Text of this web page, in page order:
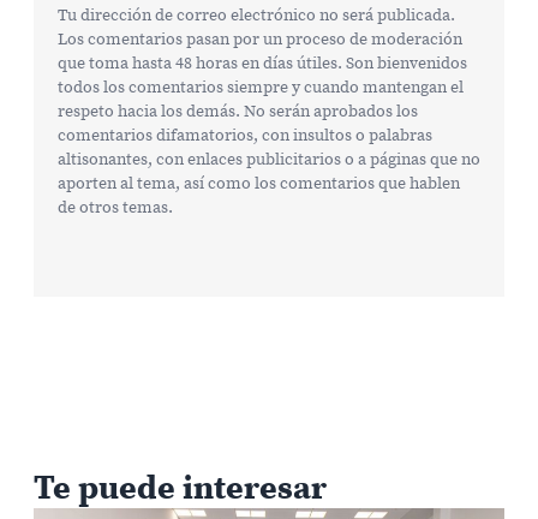
Tu dirección de correo electrónico no será publicada.
Los comentarios pasan por un proceso de moderación
que toma hasta 48 horas en días útiles. Son bienvenidos
todos los comentarios siempre y cuando mantengan el
respeto hacia los demás. No serán aprobados los
comentarios difamatorios, con insultos o palabras
altisonantes, con enlaces publicitarios o a páginas que no
aporten al tema, así como los comentarios que hablen
de otros temas.
Te puede interesar